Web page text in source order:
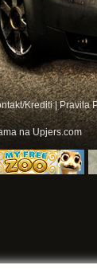
Krediti|Pravila
na Upjers.com